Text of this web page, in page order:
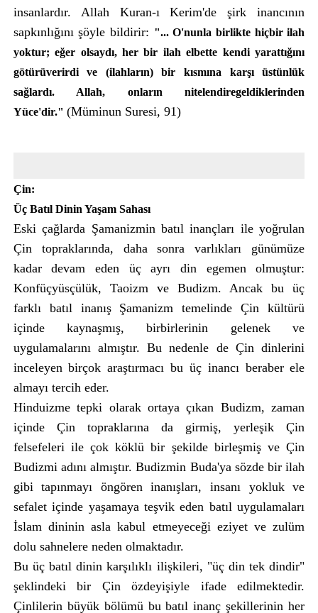
insanlardır. Allah Kuran-ı Kerim'de şirk inancının
sapkınlığını şöyle bildirir: "... O'nunla birlikte hiçbir ilah
yoktur; eğer olsaydı, her bir ilah elbette kendi yarattığını
götürüverirdi ve (ilahların) bir kısmına karşı üstünlük
sağlardı. Allah, onların nitelendiregeldiklerinden
Yüce'dir." (Müminun Suresi, 91)
Çin:
Üç Batıl Dinin Yaşam Sahası
Eski çağlarda Şamanizmin batıl inançları ile yoğrulan
Çin topraklarında, daha sonra varlıkları günümüze
kadar devam eden üç ayrı din egemen olmuştur:
Konfüçyüsçülük, Taoizm ve Budizm. Ancak bu üç
farklı batıl inanış Şamanizm temelinde Çin kültürü
içinde kaynaşmış, birbirlerinin gelenek ve
uygulamalarını almıştır. Bu nedenle de Çin dinlerini
inceleyen birçok araştırmacı bu üç inancı beraber ele
almayı tercih eder.
Hinduizme tepki olarak ortaya çıkan Budizm, zaman
içinde Çin topraklarına da girmiş, yerleşik Çin
felsefeleri ile çok köklü bir şekilde birleşmiş ve Çin
Budizmi adını almıştır. Budizmin Buda'ya sözde bir ilah
gibi tapınmayı öngören inanışları, insanı yokluk ve
sefalet içinde yaşamaya teşvik eden batıl uygulamaları
İslam dininin asla kabul etmeyeceği eziyet ve zulüm
dolu sahnelere neden olmaktadır.
Bu üç batıl dinin karşılıklı ilişkileri, "üç din tek dindir"
şeklindeki bir Çin özdeyişiyle ifade edilmektedir.
Çinlilerin büyük bölümü bu batıl inanç şekillerinin her